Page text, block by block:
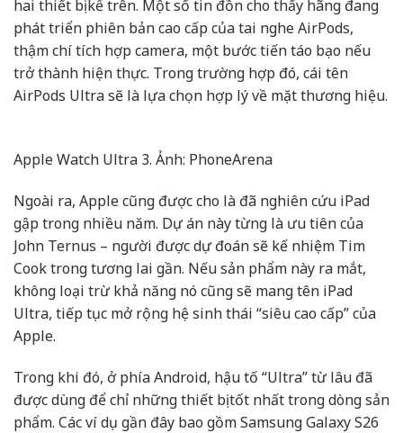
hai thiết bị kể trên. Một số tin đồn cho thấy hãng đang
phát triển phiên bản cao cấp của tai nghe AirPods,
thậm chí tích hợp camera, một bước tiến táo bạo nếu
trở thành hiện thực. Trong trường hợp đó, cái tên
AirPods Ultra sẽ là lựa chọn hợp lý về mặt thương hiệu.
Apple Watch Ultra 3. Ảnh: PhoneArena
Ngoài ra, Apple cũng được cho là đã nghiên cứu iPad
gập trong nhiều năm. Dự án này từng là ưu tiên của
John Ternus – người được dự đoán sẽ kế nhiệm Tim
Cook trong tương lai gần. Nếu sản phẩm này ra mắt,
không loại trừ khả năng nó cũng sẽ mang tên iPad
Ultra, tiếp tục mở rộng hệ sinh thái “siêu cao cấp” của
Apple.
Trong khi đó, ở phía Android, hậu tố “Ultra” từ lâu đã
được dùng để chỉ những thiết bị tốt nhất trong dòng sản
phẩm. Các ví dụ gần đây bao gồm Samsung Galaxy S26